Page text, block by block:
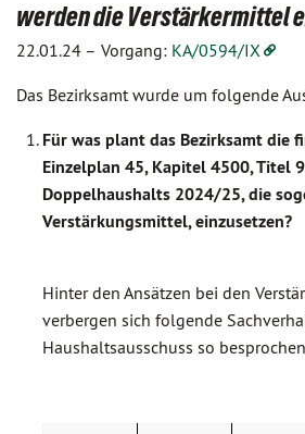
werden die Verstärkermittel
22.01.24 – Vorgang: KA/0594/IX
Das Bezirksamt wurde um folgende
Für was plant das Bezirksamt die
Einzelplan 45, Kapitel 4500, Titel
Doppelhaushalts 2024/25, die
Verstärkungsmittel, einzusetzen?
Hinter den Ansätzen bei den
verbergen sich folgende
Haushaltsausschuss so